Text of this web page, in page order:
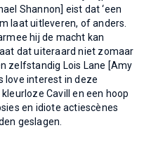
Shannon] eist dat ‘een
laat uitleveren, of anders.
hij de macht kan
dat uiteraard niet zomaar
zelfstandig Lois Lane [Amy
love interest in deze
Cavill en een hoop
en idiote actiescènes
geslagen.